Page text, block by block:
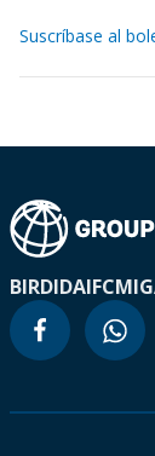
Suscríbase al
BIRDIDAIFC